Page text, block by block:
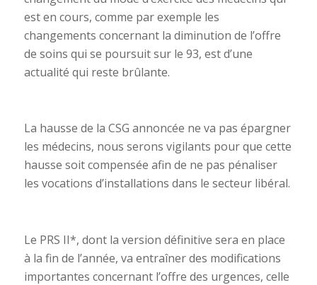
est en cours, comme par exemple les
changements concernant la diminution de l’offre
de soins qui se poursuit sur le 93, est d’une
actualité qui reste brûlante.
La hausse de la CSG annoncée ne va pas épargner
les médecins, nous serons vigilants pour que cette
hausse soit compensée afin de ne pas pénaliser
les vocations d’installations dans le secteur libéral.
Le PRS II*, dont la version définitive sera en place
à la fin de l’année, va entraîner des modifications
importantes concernant l’offre des urgences, celle